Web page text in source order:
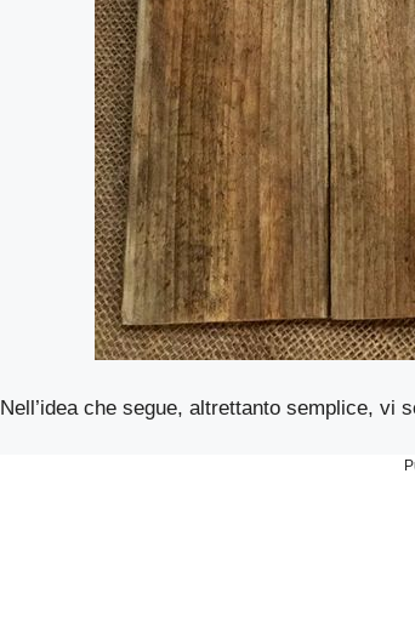
Nell’idea che segue, altrettanto semplice, vi